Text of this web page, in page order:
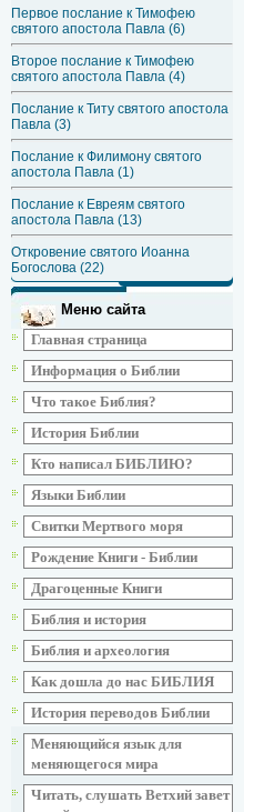
Первое послание к Тимофею
святого апостола Павла (6)
Второе послание к Тимофею
святого апостола Павла (4)
Послание к Титу святого апостола
Павла (3)
Послание к Филимону святого
апостола Павла (1)
Послание к Евреям святого
апостола Павла (13)
Откровение святого Иоанна
Богослова (22)
Меню сайта
Главная страница
Информация о Библии
Что такое Библия?
История Библии
Кто написал БИБЛИЮ?
Языки Библии
Свитки Мертвого моря
Рождение Книги - Библии
Драгоценные Книги
Библия и история
Библия и археология
Как дошла до нас БИБЛИЯ
История переводов Библии
Меняющийся язык для
меняющегося мира
Читать, слушать Ветхий завет